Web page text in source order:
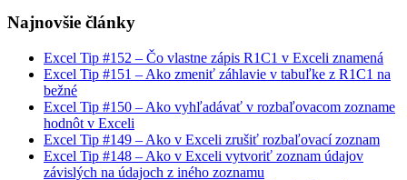
Najnovšie články
Excel Tip #152 – Čo vlastne zápis R1C1 v Exceli znamená
Excel Tip #151 – Ako zmeniť záhlavie v tabuľke z R1C1 na
bežné
Excel Tip #150 – Ako vyhľadávať v rozbaľovacom zozname
hodnôt v Exceli
Excel Tip #149 – Ako v Exceli zrušiť rozbaľovací zoznam
Excel Tip #148 – Ako v Exceli vytvoriť zoznam údajov
závislých na údajoch z iného zoznamu